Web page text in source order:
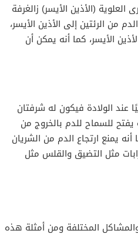
(الأذين الأيسر) زالغرفة
من الرئتين إلى الأذين الأيسر،
الأيسر، كما أنه يمكن أن
عند الولادة فيكون له شرفتان
للسماح للدم بالخروج من
يمنع ارتجاع الدم من الشريان
مثل التضيق والقلس مثل
المختلفة ومن أمثلة هذه